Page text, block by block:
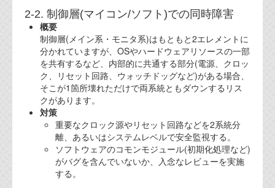
2-2. 制御層(マイコン/ソフト)での同時障害
概要
制御層(メイン系・モニタ系)はもともと2エレメントに
分かれていますが、OSやハードウェアリソースの一部
を共有するなど、内部的に共通する部分(電源、クロッ
ク、リセット回路、ウォッチドッグなど)がある場合、
そこが1箇所壊れただけで両系統ともダウンするリス
クがあります。
対策
重要なクロック源やリセット回路などを2系統分
離、あるいはシステムレベルで安全監視する。
ソフトウェアのコモンモジュール(初期化処理など)
がバグを含んでいないか、入念なレビューを実施
する。